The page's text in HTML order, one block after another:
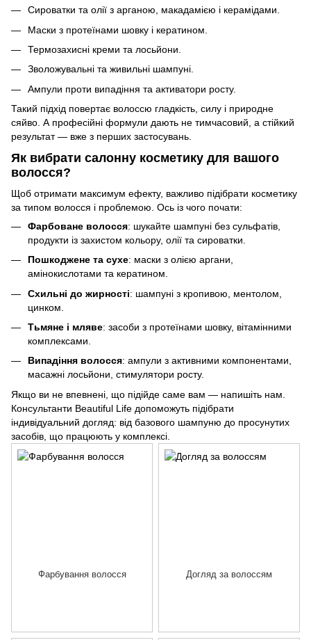
Сироватки та олії з арганою, макадамією і керамідами.
Маски з протеїнами шовку і кератином.
Термозахисні креми та лосьйони.
Зволожувальні та живильні шампуні.
Ампули проти випадіння та активатори росту.
Такий підхід повертає волоссю гладкість, силу і природне
сяйво. А професійні формули дають не тимчасовий, а стійкий
результат — вже з перших застосувань.
Як вибрати салонну косметику для вашого
волосся?
Щоб отримати максимум ефекту, важливо підібрати косметику
за типом волосся і проблемою. Ось із чого почати:
Фарбоване волосся: шукайте шампуні без сульфатів,
продукти із захистом кольору, олії та сироватки.
Пошкоджене та сухе: маски з олією аргани,
амінокислотами та кератином.
Схильні до жирності: шампуні з кропивою, ментолом,
цинком.
Тьмяне і мляве: засоби з протеїнами шовку, вітамінними
комплексами.
Випадіння волосся: ампули з активними компонентами,
масажні лосьйони, стимулятори росту.
Якщо ви не впевнені, що підійде саме вам — напишіть нам.
Консультанти Beautiful Life допоможуть підібрати
індивідуальний догляд: від базового шампуню до просунутих
засобів, що працюють у комплексі.
Фарбування волосся Догляд за волоссям